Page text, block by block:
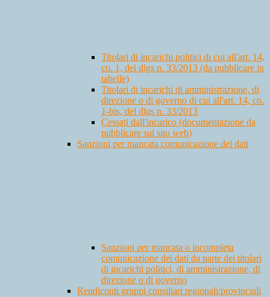
Titolari di incarichi politici di cui all'art. 14,
co. 1, del dlgs n. 33/2013 (da pubblicare in
tabelle)
Titolari di incarichi di amministrazione, di
direzione o di governo di cui all'art. 14, co.
1-bis, del dlgs n. 33/2013
Cessati dall'incarico (documentazione da
pubblicare sul sito web)
Sanzioni per mancata comunicazione dei dati
Sanzioni per mancata o incompleta
comunicazione dei dati da parte dei titolari
di incarichi politici, di amministrazione, di
direzione o di governo
Rendiconti gruppi consiliari regionali/provinciali